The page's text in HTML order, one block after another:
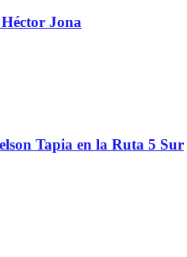
Jona
Tapia en la Ruta 5 Sur